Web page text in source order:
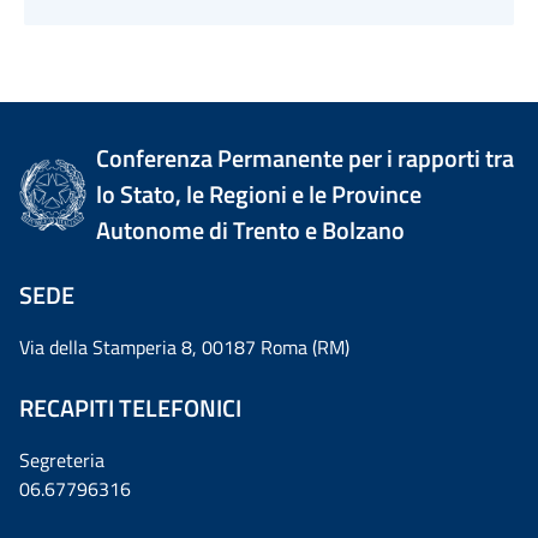
Conferenza Permanente per i rapporti tra
lo Stato, le Regioni e le Province
Autonome di Trento e Bolzano
SEDE
Via della Stamperia 8, 00187 Roma (RM)
RECAPITI TELEFONICI
Segreteria
06.67796316